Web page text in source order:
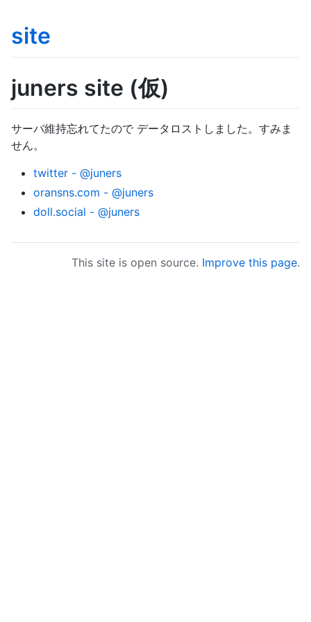
site
juners site (仮)
サーバ維持忘れてたので データロストしました。すみま
せん。
twitter - @juners
oransns.com - @juners
doll.social - @juners
This site is open source. Improve this page.